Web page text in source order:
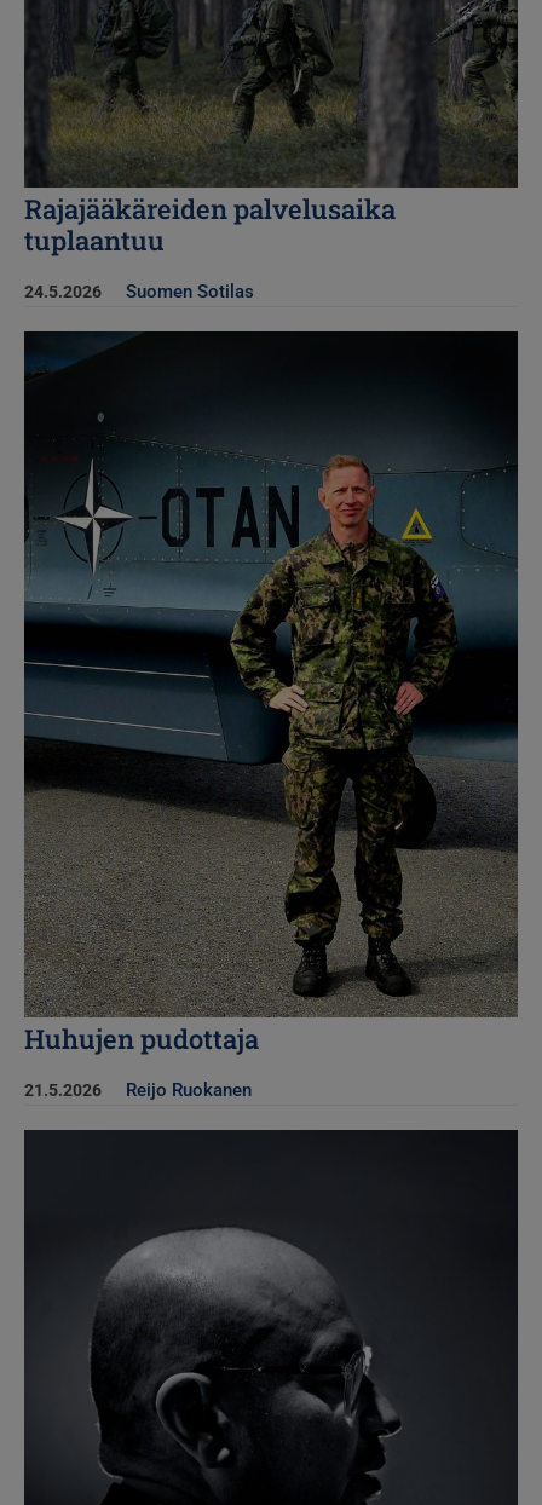
Rajajääkäreiden palvelusaika
tuplaantuu
24.5.2026 Suomen Sotilas
Huhujen pudottaja
21.5.2026 Reijo Ruokanen